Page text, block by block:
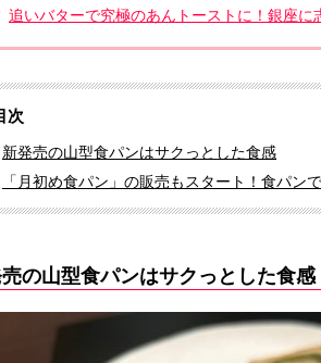
追いバターで究極のあんトーストに！銀座に
次
新発売の山型食パンはサクっとした食感
「月初め食パン」の販売もスタート！食パン
の山型食パンはサクっとした食感